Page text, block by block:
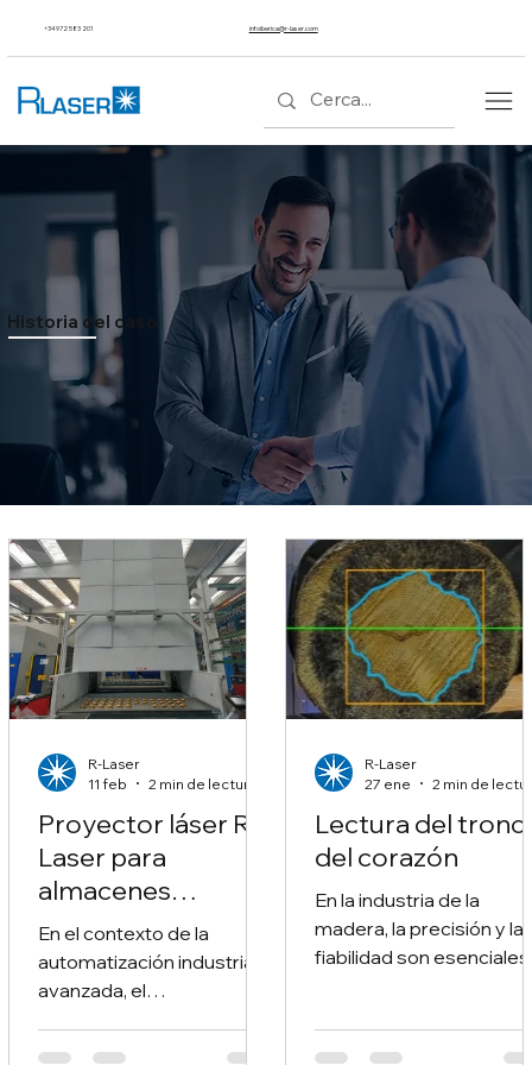
+34 972 583 201 infoiberica@r-laser.com
Historia del caso
Proyector láser R-
Laser para
almacenes
verticales
robóticos
En el contexto de la
automatización industrial
avanzada, el
de los componentes es un
R-Laser
11 feb
2 min de lectura
Lectura del
del corazón
En la industria de la
madera, la precisión y la
fiabilidad son esenciales.
R-Laser
27 ene
2 min de